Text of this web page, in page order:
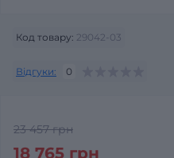
Код товару: 29042-03
Відгуки: 0
23 457 грн
18 765 грн